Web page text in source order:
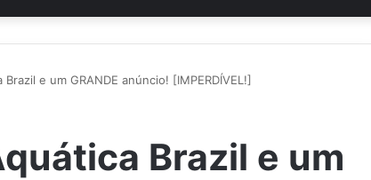
e um GRANDE anúncio! [IMPERDÍVEL!]
Brazil e um